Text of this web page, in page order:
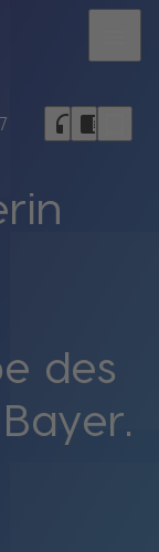
headphones chrome_reader_mode
des